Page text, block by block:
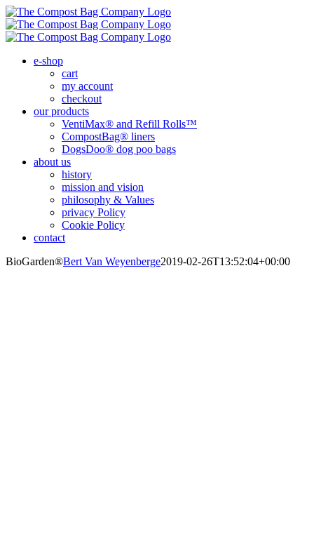
Skip
to
content
e-shop
cart
my account
checkout
our products
VentiMax® and Refill Rolls™
CompostBag® liners
DogsDoo® dog poo bags
about us
history
mission and vision
philosophy & Values
privacy Policy
Cookie Policy
contact
BioGarden®Bert Van Weyenberge2019-02-26T13:52:04+00:00